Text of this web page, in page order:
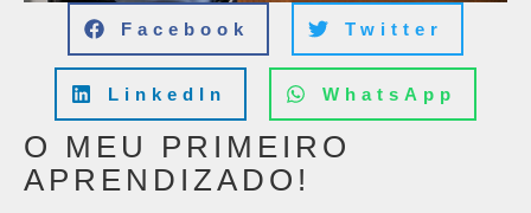
Facebook Twitter
LinkedIn WhatsApp
O MEU PRIMEIRO
APRENDIZADO!